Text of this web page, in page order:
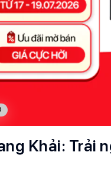
Khải: Trải